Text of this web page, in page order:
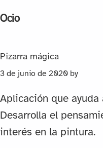
Ocio
Pizarra mágica
3 de junio de 2020 by
Aplicación que
Desarrolla el
interés en la pintura.